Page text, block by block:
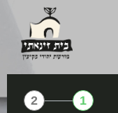
1
2